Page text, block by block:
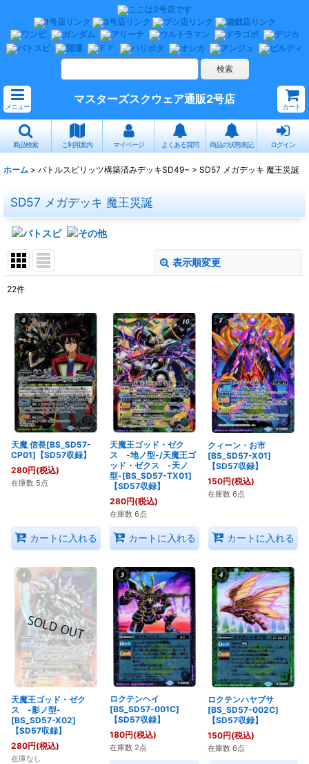
メニュー
マスターズスクウェア通販2号店
カート
商品検索 ご利用案内 マイページ よくある質問 商品の状態表記 ログイン
ホーム > バトルスピリッツ構築済みデッキSD49~ > SD57 メガデッキ 魔王災誕
SD57 メガデッキ 魔王災誕
表示順変更
在庫あり
並び順 :
絞り込む
22件
天魔 信長[BS_SD57-
CP01]【SD57収録】
280円(税込)
在庫数 5点
カートに入れる
天魔王ゴッド・ゼク
ス -地ノ型-/天魔王ゴ
ッド・ゼクス -天ノ
型-[BS_SD57-TX01]
【SD57収録】
280円(税込)
在庫数 6点
カートに入れる
クィーン・お市
[BS_SD57-X01]
【SD57収録】
150円(税込)
在庫数 6点
カートに入れる
天魔王ゴッド・ゼク
ス -影ノ型-
[BS_SD57-X02]
【SD57収録】
280円(税込)
在庫なし
ロクテンヘイ
[BS_SD57-001C]
【SD57収録】
180円(税込)
在庫数 2点
ロクテンハヤブサ
[BS_SD57-002C]
【SD57収録】
150円(税込)
在庫数 6点